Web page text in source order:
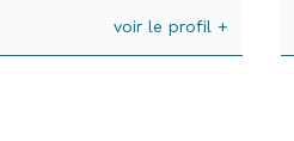
voir le profil +